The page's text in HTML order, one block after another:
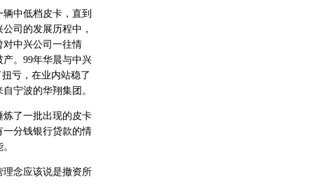
中低档皮卡，直到
司的发展历程中，
对中兴公司一往情
。99年华晨与中兴
亏，在业内站稳了
宁波的华翔集团。
了一批出现的皮卡
分钱银行贷款的情
念应该说是撤资所